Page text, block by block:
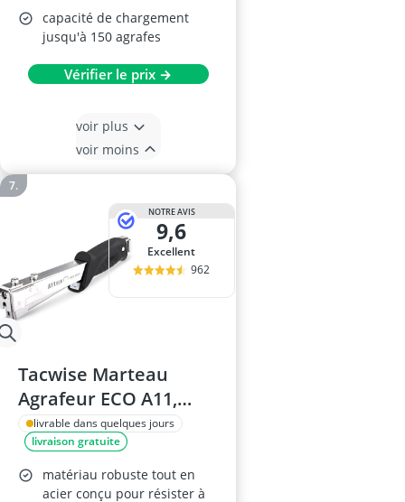
capacité de chargement
jusqu'à 150 agrafes
Vérifier le prix →
voir plus
voir moins
NOTRE AVIS
9,6
Excellent
962
Tacwise Marteau
Agrafeur ECO A11,
Type 140/6-10mm
livrable dans quelques jours
livraison gratuite
matériau robuste tout en
acier conçu pour résister à